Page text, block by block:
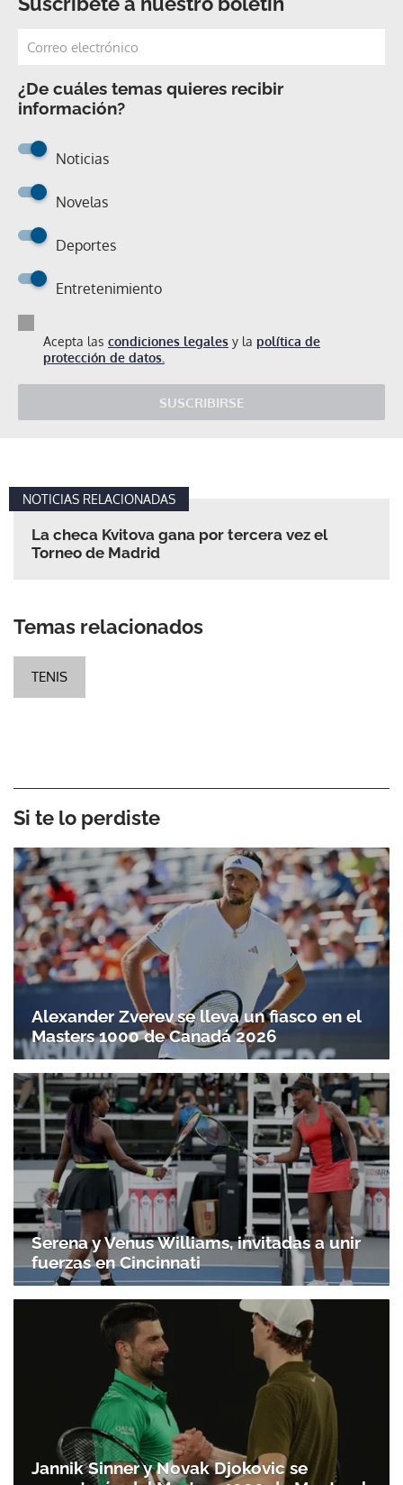
¿De cuáles temas quieres recibir
información?
Noticias
Novelas
Deportes
Entretenimiento
Acepta las condiciones legales y la política de
protección de datos.
SUSCRIBIRSE
NOTICIAS RELACIONADAS
La checa Kvitova gana por tercera vez el
Torneo de Madrid
Temas relacionados
TENIS
Si te lo perdiste
Alexander Zverev se lleva un fiasco en el
Masters 1000 de Canadá 2026
Serena y Venus Williams, invitadas a unir
fuerzas en Cincinnati
Jannik Sinner y Novak Djokovic se